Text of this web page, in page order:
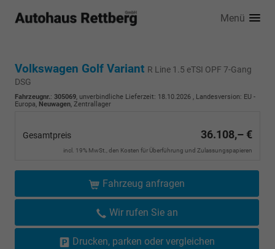
Menü
Volkswagen Golf Variant R Line 1.5 eTSI OPF 7-Gang
DSG
Fahrzeugnr.: 305069, unverbindliche Lieferzeit: 18.10.2026 , Landesversion: EU -
Europa, Neuwagen, Zentrallager
Gesamtpreis 36.108,– €
incl. 19% MwSt., den Kosten für Überführung und Zulassungspapieren
Fahrzeug anfragen
Wir rufen Sie an
Drucken, parken oder vergleichen